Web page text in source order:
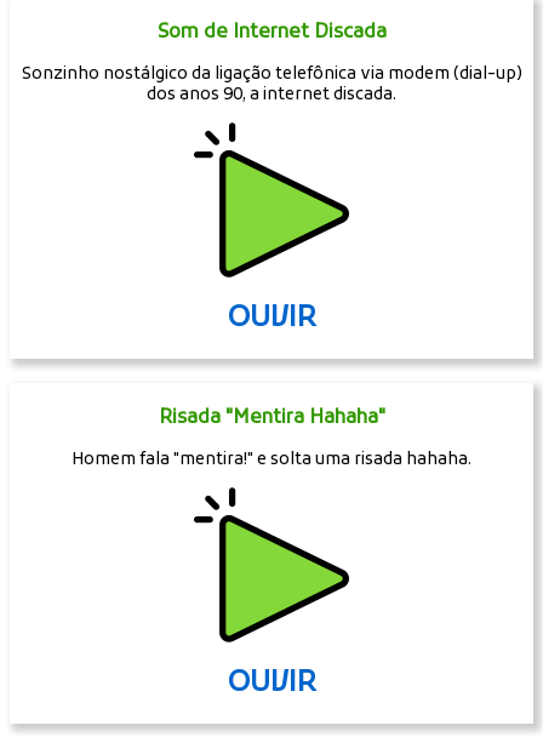
Se Te Puxarem O Tapete
Imagens Mais Visitadas
Áudios:
Sonzinho nostálgico da ligação telefônica via modem (dial-up)
dos anos 90, a internet discada.
OUVIR